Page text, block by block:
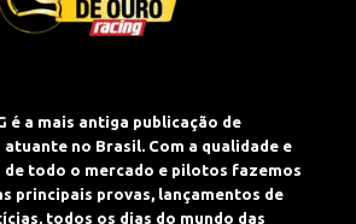
é a mais antiga publicação de
no Brasil. Com a qualidade e
todo o mercado e pilotos fazemos
principais provas, lançamentos de
todos os dias do mundo das